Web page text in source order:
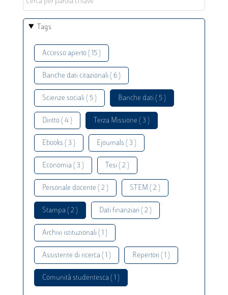
Tags
Accesso aperto ( 15 )
Banche dati citazionali ( 6 )
Scienze sociali ( 5 ) Banche dati ( 5 )
Diritto ( 4 ) Terza Missione ( 3 )
Ebooks ( 3 ) Ejournals ( 3 )
Economia ( 3 ) Tesi ( 2 )
Personale docente ( 2 ) STEM ( 2 )
Stampa ( 2 ) Dati finanziari ( 2 )
Archivi istituzionali ( 1 )
Assistente di ricerca ( 1 ) Repertori ( 1 )
Comunità studentesca ( 1 )